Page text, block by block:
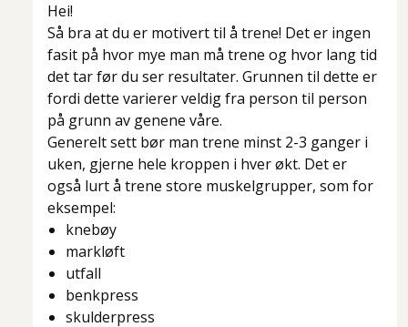
Hei!
Så bra at du er motivert til å trene! Det er ingen
fasit på hvor mye man må trene og hvor lang tid
det tar før du ser resultater. Grunnen til dette er
fordi dette varierer veldig fra person til person
på grunn av genene våre.
Generelt sett bør man trene minst 2-3 ganger i
uken, gjerne hele kroppen i hver økt. Det er
også lurt å trene store muskelgrupper, som for
eksempel:
knebøy
markløft
utfall
benkpress
skulderpress